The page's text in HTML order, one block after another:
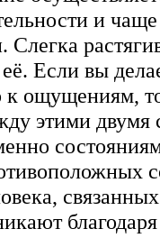
и чаще
Слегка
Если вы
ощущениям,
этими двумя